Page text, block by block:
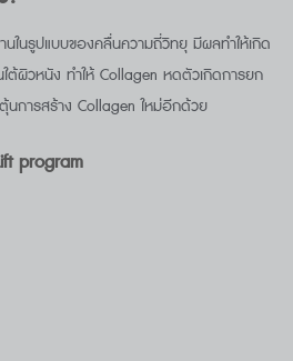
นในรูปแบบของคลื่นความถี่วิทยุ มีผลทำให้เกิด
ต้ผิวหนัง ทำให้ Collagen หดตัวเกิดการยก
นการสร้าง Collagen ใหม่อีกด้วย
program